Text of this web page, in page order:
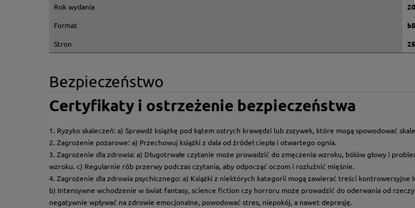
Rok wydania
Format
b5
Stron
Bezpieczeństwo
Certyfikaty i ostrzeżenie bezpieczeństwa
1. Ryzyko skaleczeń: a) Sprawdź książkę pod kątem ostrych krawędzi lub zszywek, które mogą spowodować
2. Zagrożenie pożarowe: a) Przechowuj książki z dala od źródeł ciepła i otwartego ognia.
3. Zagrożenie dla zdrowia: a) Długotrwałe czytanie może prowadzić do zmęczenia wzroku, bólów głowy i
wzroku. c) Regularnie rób przerwy podczas czytania, aby odpocząć oczom i rozluźnić mięśnie.
4. Zagrożenie dla zdrowia psychicznego: a) Książki z niektórych kategorii mogą zawierać treści
b) Intensywne wchodzenie w świat fantasy, science fiction czy horroru może prowadzić do oderwania od
negatywnie wpływać na zdrowie emocjonalne, powodować stres, niepokój, a nawet depresję.